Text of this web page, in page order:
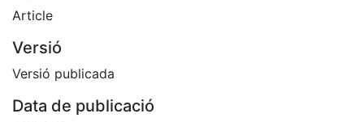
Article
Versió
Versió publicada
Data de publicació